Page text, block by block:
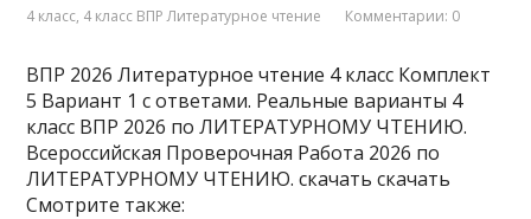
4 класс, 4 класс ВПР Литературное чтение Комментарии: 0
ВПР 2026 Литературное чтение 4 класс Комплект
5 Вариант 1 с ответами. Реальные варианты 4
класс ВПР 2026 по ЛИТЕРАТУРНОМУ ЧТЕНИЮ.
Всероссийская Проверочная Работа 2026 по
ЛИТЕРАТУРНОМУ ЧТЕНИЮ. скачать скачать
Смотрите также: